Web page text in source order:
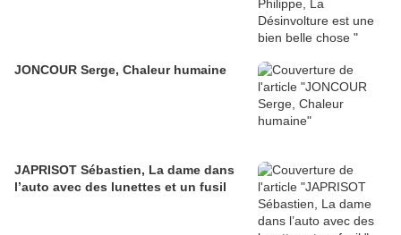
JONCOUR Serge, Chaleur humaine
JAPRISOT Sébastien, La dame dans
l’auto avec des lunettes et un fusil